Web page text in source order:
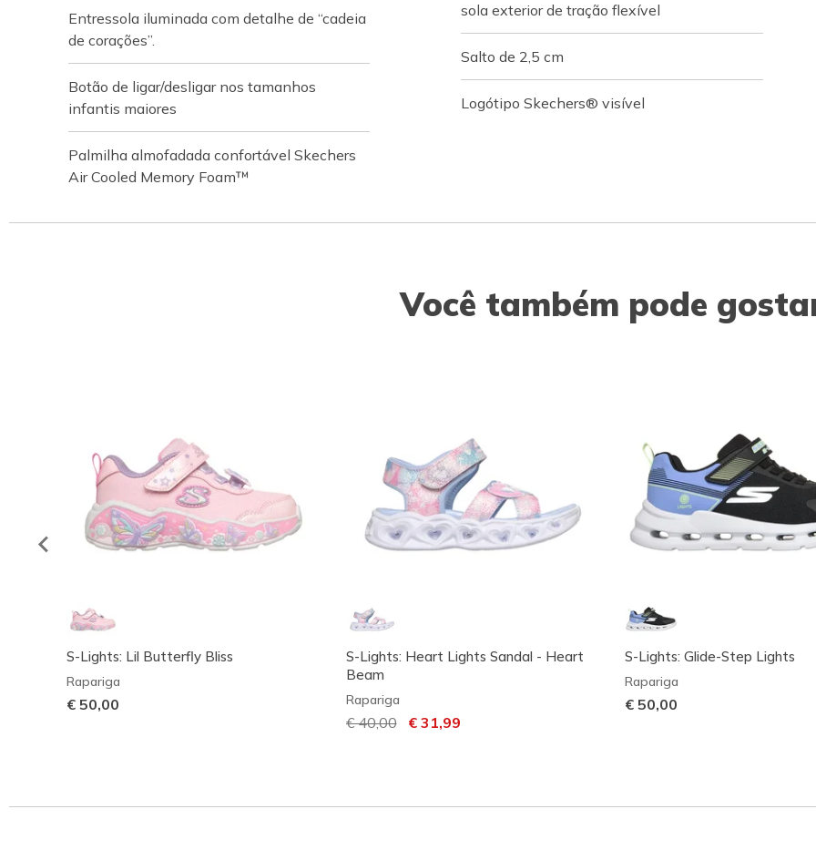
Entressola iluminada com detalhe de “cadeia
de corações”.
Botão de ligar/desligar nos tamanhos
infantis maiores
Palmilha almofadada confortável Skechers
Air Cooled Memory Foam™
sola exterior de tração flexível
Salto de 2,5 cm
Logótipo Skechers® visível
Você também pode
S-Lights: Lil Butterfly Bliss
Rapariga
€ 50,00
S-Lights: Heart Lights Sandal - Heart
Beam
Rapariga
Preço com desconto de
€ 40,00para
€ 31,99
S-Lights: Glide-Step Lights
Rapariga
€ 50,00